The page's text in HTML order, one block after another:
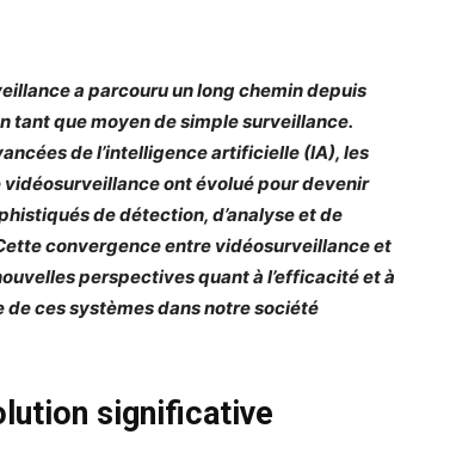
a parcouru un long chemin depuis
tant que moyen de simple surveillance.
de l’intelligence artificielle (IA), les
vidéosurveillance ont évolué pour devenir
de détection, d’analyse et de
convergence entre vidéosurveillance et
perspectives quant à l’efficacité et à
de ces systèmes dans notre société
significative